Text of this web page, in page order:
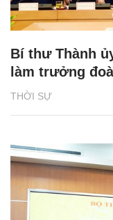
THỜI SỰ
Bí thư Thành
làm trưởng